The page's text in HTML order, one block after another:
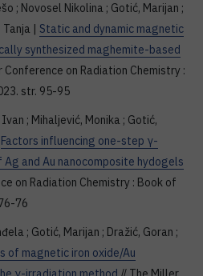
; Novosel Nikolina ; Gotić, Marijan ;
Tanja | Static and dynamic magnetic
synthesized maghemite-based
Conference on Radiation Chemistry :
str. 95-95
; Mihaljević, Monika ; Gotić,
Factors influencing one-step γ-
and Au nanocomposite hydogels
on Radiation Chemistry : Book of
76
; Gotić, Marijan ; Dražić, Goran ;
of magnetic iron oxide/Au